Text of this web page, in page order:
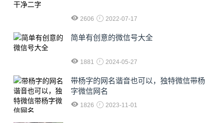
2606 2022-07-17
简单有创意的微信号大全
1881 2024-05-27
​带杨字的网名谐音也可以，独特微信带杨
字微信网名
1826 2023-11-01